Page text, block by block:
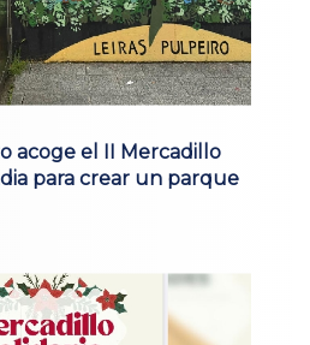
acoge el II Mercadillo
para crear un parque